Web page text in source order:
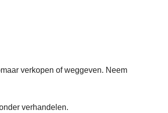
verkopen of weggeven. Neem
verhandelen.